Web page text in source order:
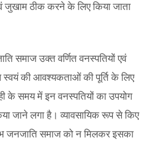
जुखाम ठीक करने के लिए किया जाता
समाज उक्त वर्णित वनस्पतियों एवं
स्वयं की आवश्यकताओं की पूर्ति के लिए
के समय में इन वनस्पतियों का उपयोग
जाने लगा है। व्यावसायिक रूप से किए
जनजाति समाज को न मिलकर इसका